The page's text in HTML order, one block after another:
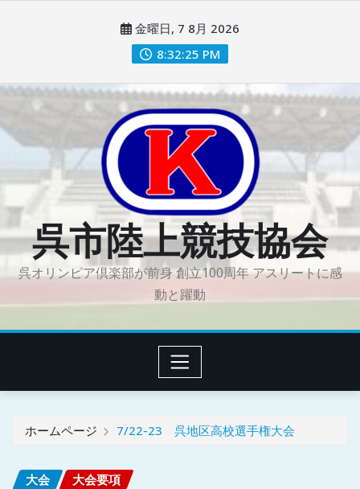
ス
ッ
プ
金曜日, 7 8月 2026
8:32:26 PM
呉市陸上競技協会
呉オリンピア倶楽部が前身 創立100周年 アスリートに感
動と躍動
ホームページ 7/22-23 呉地区高校選手権大会
大会 大会要項